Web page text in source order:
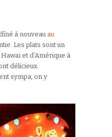
à nouveau au
Les plats sont un
et d’Amérique à
délicieux.
sympa, on y